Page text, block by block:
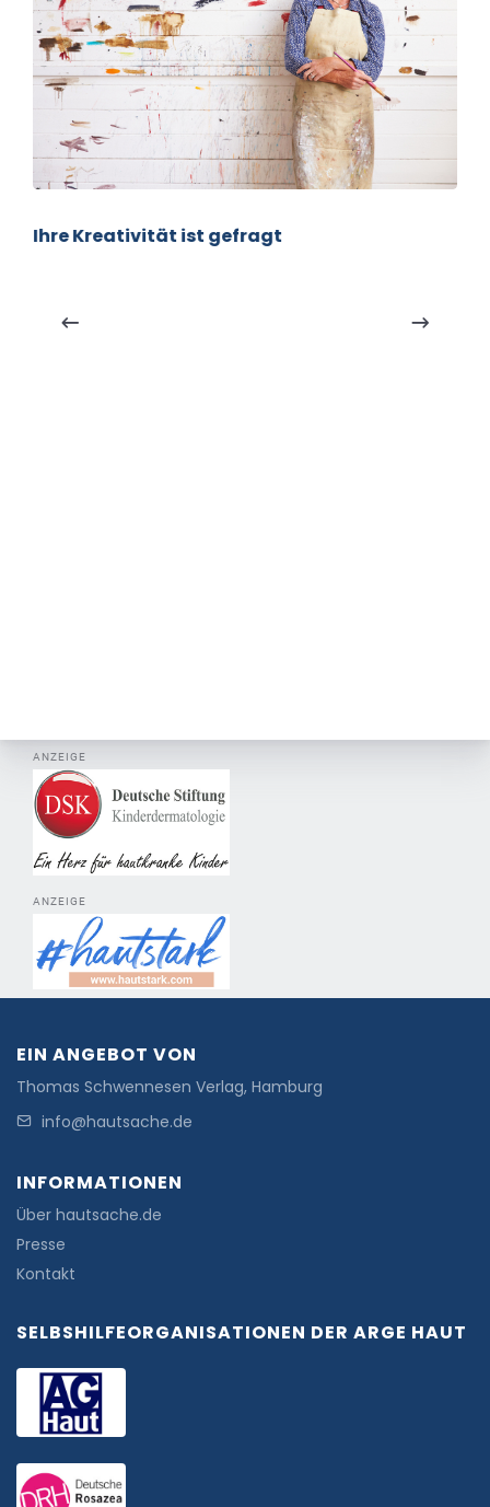
Ihre Kreativität ist gefragt
ANZEIGE
ANZEIGE
EIN ANGEBOT VON
Thomas Schwennesen Verlag, Hamburg
info@hautsache.de
INFORMATIONEN
Über hautsache.de
Presse
Kontakt
SELBSHILFEORGANISATIONEN DER ARGE HAUT